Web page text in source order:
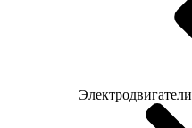
Электродвигатели